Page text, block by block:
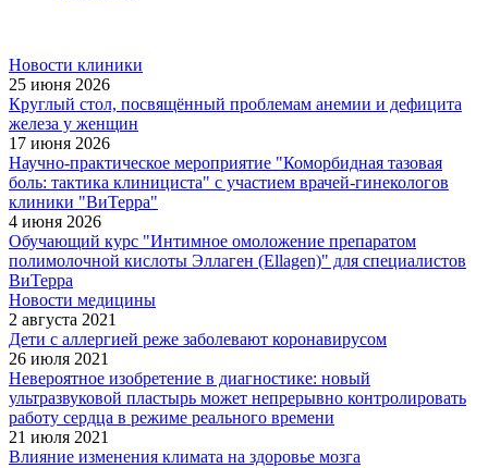
Новости клиники
25 июня 2026
Круглый стол, посвящённый проблемам анемии и дефицита
железа у женщин
17 июня 2026
Научно-практическое мероприятие "Коморбидная тазовая
боль: тактика клинициста" с участием врачей-гинекологов
клиники "ВиТерра"
4 июня 2026
Обучающий курс "Интимное омоложение препаратом
полимолочной кислоты Эллаген (Ellagen)" для специалистов
ВиТерра
Новости медицины
2 августа 2021
Дети с аллергией реже заболевают коронавирусом
26 июля 2021
Невероятное изобретение в диагностике: новый
ультразвуковой пластырь может непрерывно контролировать
работу сердца в режиме реального времени
21 июля 2021
Влияние изменения климата на здоровье мозга